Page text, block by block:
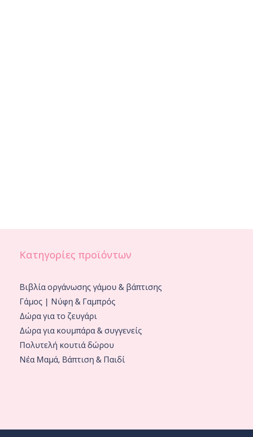
Κατηγορίες προϊόντων
Βιβλία οργάνωσης γάμου & βάπτισης
Γάμος | Νύφη & Γαμπρός
Δώρα για το ζευγάρι
Δώρα για κουμπάρα & συγγενείς
Πολυτελή κουτιά δώρου
Νέα Μαμά, Βάπτιση & Παιδί